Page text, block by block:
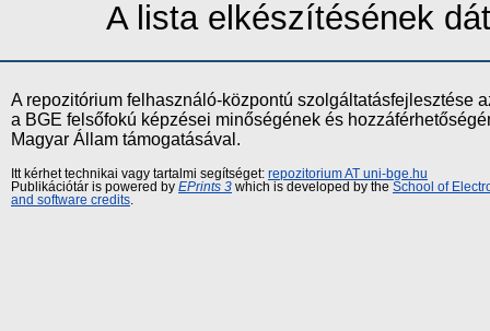
A lista elkészítésének
A repozitórium felhasználó-központú szolgáltatásfejlesztése
a BGE felsőfokú képzései minőségének és
Magyar Állam támogatásával.
Itt kérhet technikai vagy tartalmi segítséget: repozitorium AT uni-bge.hu
Publikációtár is powered by EPrints 3 which is developed by the School of
and software credits